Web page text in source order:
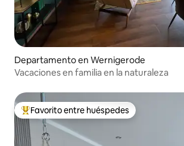
Departamento en Wernigerode
Vacaciones en familia en la naturaleza
De los mejores en Favorito entre huéspedes
Favorito entre huéspedes